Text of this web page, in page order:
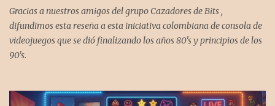
Gracias a nuestros amigos del grupo Cazadores de Bits ,
difundimos esta reseña a esta iniciativa colombiana de consola de
videojuegos que se dió finalizando los años 80's y principios de los
90's.